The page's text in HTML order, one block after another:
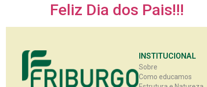
Feliz Dia dos Pais!!!
INSTITUCIONAL
Sobre
Como educamos